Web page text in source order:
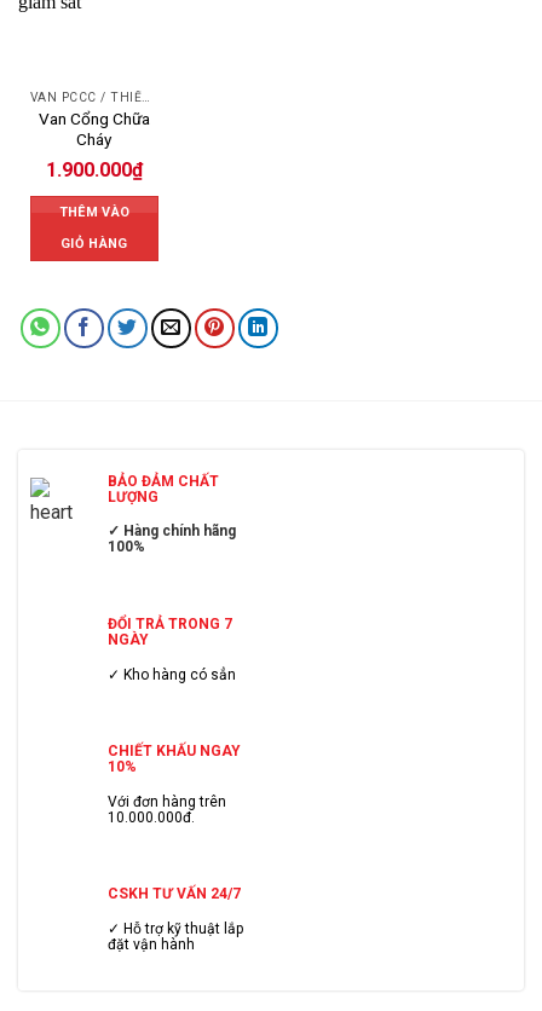
VAN PCCC / THIẾT BỊ PCCC
Van Cổng Chữa
Cháy
1.900.000₫
THÊM VÀO
GIỎ HÀNG
BẢO ĐẢM CHẤT
LƯỢNG
✓ Hàng chính hãng
100%
ĐỔI TRẢ TRONG 7
NGÀY
✓ Kho hàng có sẳn
CHIẾT KHẤU NGAY
10%
Với đơn hàng trên
10.000.000đ.
CSKH TƯ VẤN 24/7
✓ Hỗ trợ kỹ thuật lắp
đặt vận hành